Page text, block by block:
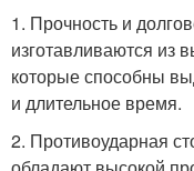
1. Прочность и
изготавливаются из
которые способны
и длительное время.
2. Противоударная